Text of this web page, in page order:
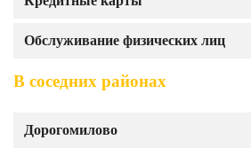
Обслуживание физических лиц
В соседних районах
Дорогомилово